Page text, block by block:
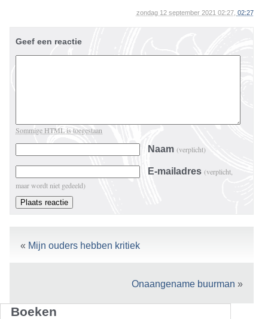
zondag 12 september 2021 02:27, 02:27
Geef een reactie
Sommige HTML is toegestaan
Naam (verplicht)
E-mailadres (verplicht,
maar wordt niet gedeeld)
« Mijn ouders hebben kritiek
Onaangename buurman »
Boeken